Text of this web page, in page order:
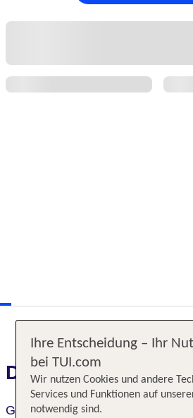
Das erwartet Sie
Grano Hotel Gdansk Riverside
Ihre Entscheidung – Ihr
bei TUI.com
Wir nutzen Cookies und andere
Services und Funktionen auf
notwendig sind.